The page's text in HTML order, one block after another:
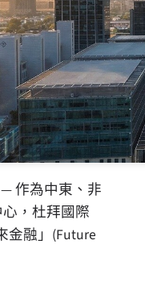
作為中東、非
，杜拜國際
金融」(Future